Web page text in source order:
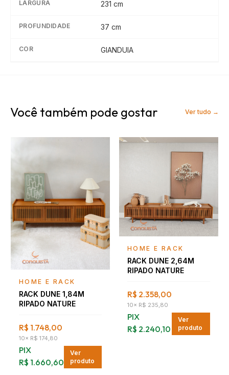
LARGURA 231 cm
PROFUNDIDADE 37 cm
COR GIANDUIA
Você também pode gostar Ver tudo →
Falar com consultor
HOME E RACK
RACK DUNE 1,84M
RIPADO NATURE
R$ 1.748,00
10× R$ 174,80
PIX
R$ 1.660,60
Ver
produto
Falar com consultor
HOME E RACK
RACK DUNE 2,64M
RIPADO NATURE
R$ 2.358,00
10× R$ 235,80
PIX
R$ 2.240,10
Ver
produto